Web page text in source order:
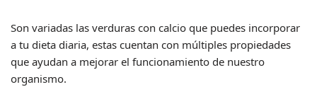
Son variadas las verduras con calcio que puedes incorporar
a tu dieta diaria, estas cuentan con múltiples propiedades
que ayudan a mejorar el funcionamiento de nuestro
organismo.